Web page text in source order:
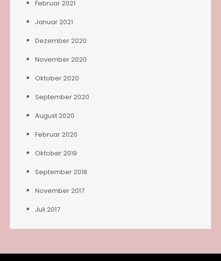
Februar 2021
Januar 2021
Dezember 2020
November 2020
Oktober 2020
September 2020
August 2020
Februar 2020
Oktober 2019
September 2018
November 2017
Juli 2017